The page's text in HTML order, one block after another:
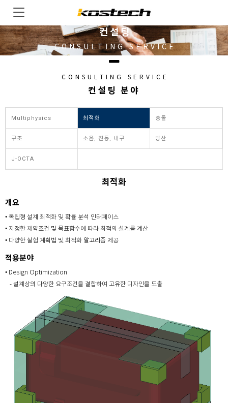
컨설팅
CONSULTING SERVICE
CONSULTING SERVICE
컨설팅 분야
Multiphysics 최적화 충돌
구조 소음, 진동, 내구 방산
J-OCTA
최적화
개요
• 독립형 설계 최적화 및 확률 분석 인터페이스
• 지정한 제약조건 및 목표함수에 따라 최적의 설계를 계산
• 다양한 실험 계획법 및 최적화 알고리즘 제공
적용분야
• Design Optimization
- 설계상의 다양한 요구조건을 결합하여 고유한 디자인을 도출